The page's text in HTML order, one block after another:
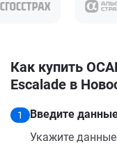
Как купить
Escalade в
1
Введите
Укажите данные